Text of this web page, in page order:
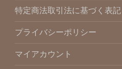
特定商法取引法に基づく表記
プライバシーポリシー
マイアカウント